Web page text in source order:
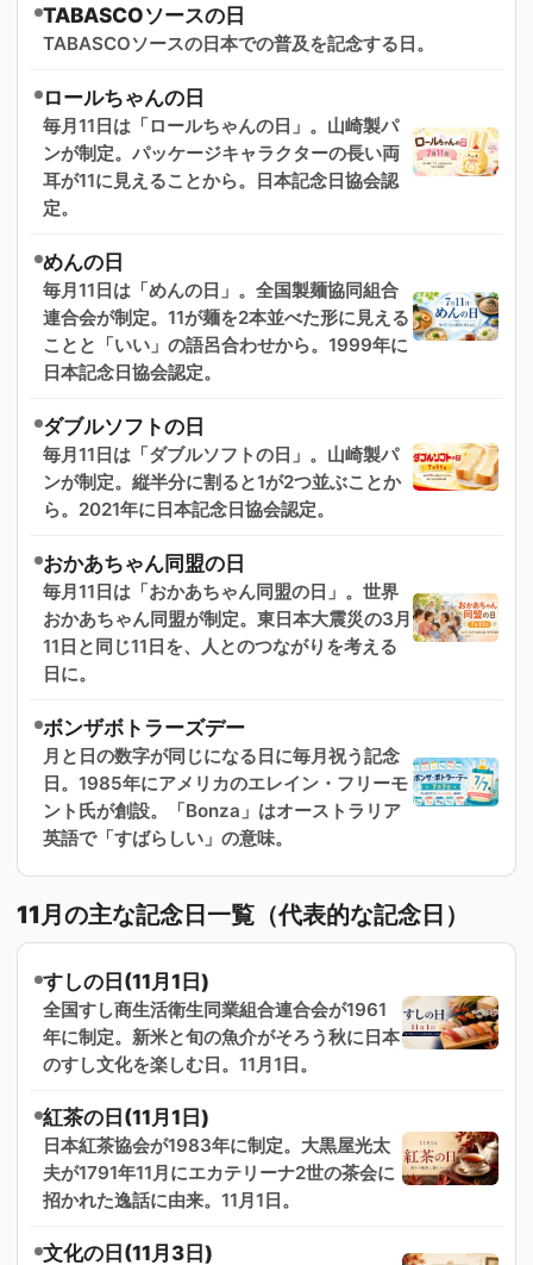
TABASCOソースの日
TABASCOソースの日本での普及を記念する日。
ロールちゃんの日
毎月11日は「ロールちゃんの日」。山崎製パ
ンが制定。パッケージキャラクターの長い両
耳が11に見えることから。日本記念日協会認
定。
めんの日
毎月11日は「めんの日」。全国製麺協同組合
連合会が制定。11が麺を2本並べた形に見える
ことと「いい」の語呂合わせから。1999年に
日本記念日協会認定。
ダブルソフトの日
毎月11日は「ダブルソフトの日」。山崎製パ
ンが制定。縦半分に割ると1が2つ並ぶことか
ら。2021年に日本記念日協会認定。
おかあちゃん同盟の日
毎月11日は「おかあちゃん同盟の日」。世界
おかあちゃん同盟が制定。東日本大震災の3月
11日と同じ11日を、人とのつながりを考える
日に。
ボンザボトラーズデー
月と日の数字が同じになる日に毎月祝う記念
日。1985年にアメリカのエレイン・フリーモ
ント氏が創設。「Bonza」はオーストラリア
英語で「すばらしい」の意味。
11月の主な記念日一覧（代表的な記念日）
すしの日(11月1日)
全国すし商生活衛生同業組合連合会が1961
年に制定。新米と旬の魚介がそろう秋に日本
のすし文化を楽しむ日。11月1日。
紅茶の日(11月1日)
日本紅茶協会が1983年に制定。大黒屋光太
夫が1791年11月にエカテリーナ2世の茶会に
招かれた逸話に由来。11月1日。
文化の日(11月3日)